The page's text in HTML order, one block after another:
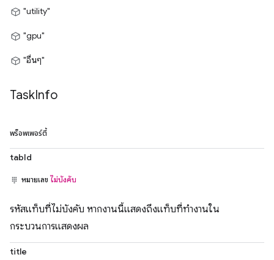
"utility"
"gpu"
"อื่นๆ"
TaskInfo
พร็อพเพอร์ตี้
tabId
หมายเลข ไม่บังคับ
รหัสแท็บที่ไม่บังคับ หากงานนี้แสดงถึงแท็บที่ทำงานใน
กระบวนการแสดงผล
title